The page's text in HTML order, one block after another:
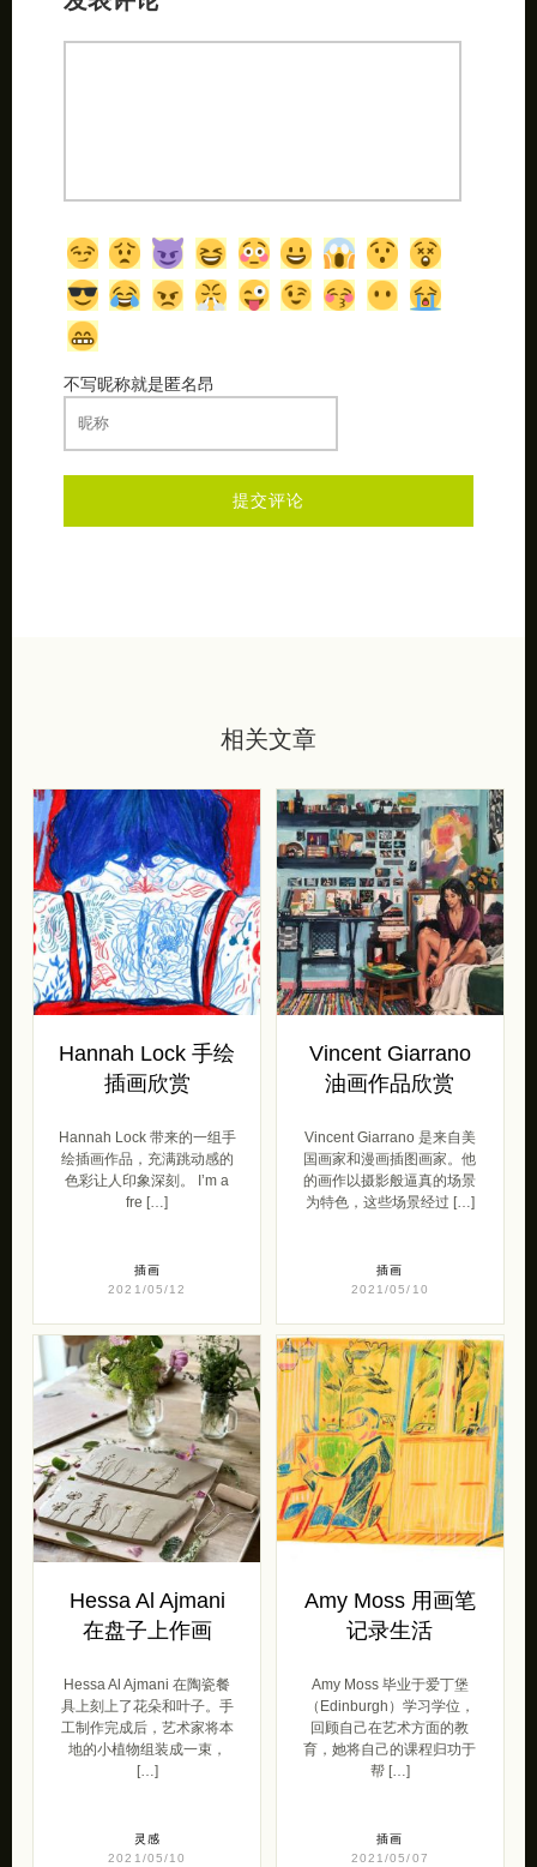
不写昵称就是匿名昂
相关文章
Hannah Lock 手绘
插画欣赏
Hannah Lock 带来的一组手
绘插画作品，充满跳动感的
色彩让人印象深刻。 I’m a
fre […]
插画
2021/05/12
Vincent Giarrano
油画作品欣赏
Vincent Giarrano 是来自美
国画家和漫画插图画家。他
的画作以摄影般逼真的场景
为特色，这些场景经过 […]
插画
2021/05/10
Hessa Al Ajmani
在盘子上作画
Hessa Al Ajmani 在陶瓷餐
具上刻上了花朵和叶子。手
工制作完成后，艺术家将本
地的小植物组装成一束，
[…]
灵感
2021/05/10
Amy Moss 用画笔
记录生活
Amy Moss 毕业于爱丁堡
（Edinburgh）学习学位，
回顾自己在艺术方面的教
育，她将自己的课程归功于
帮 […]
插画
2021/05/07